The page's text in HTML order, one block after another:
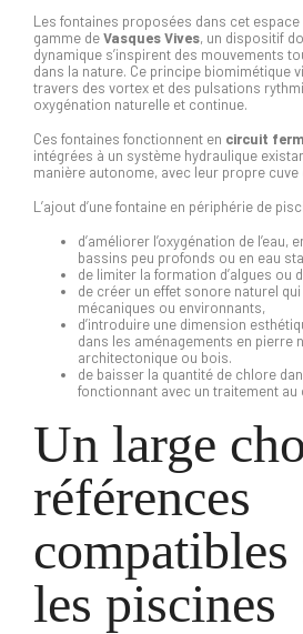
Les fontaines proposées dans cet
gamme deVasques Vives, un dispositif
dynamique s’inspirent des mouvements
dans la nature. Ce principe biomimétique
travers des vortex et des pulsations
oxygénation naturelle et continue.
Ces fontaines fonctionnent en circuit
intégrées à un système hydraulique
manière autonome, avec leur propre cuve
L’ajout d’unefontaine en périphérie de
d’améliorer l’oxygénation de l’eau,
bassins peu profonds ou en eau
de limiter la formation d’algues ou
de créer un effet sonore naturel
mécaniques ou environnants,
d’introduire une dimension
dans les aménagements en pierre
architectonique ou bois.
de baisser la quantité de chlore
fonctionnant avec un traitement au
Un large
références
compatibles
les piscines